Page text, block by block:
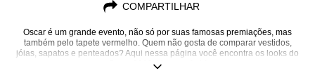
COMPARTILHAR
Oscar é um grande evento, não só por suas famosas premiações, mas
também pelo tapete vermelho. Quem não gosta de comparar vestidos,
jóias, sapatos e penteados? Aqui nessa página você encontra os looks do
Oscar 2013. Vem conferir!